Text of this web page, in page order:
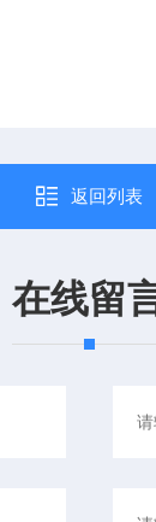
返回列表
在线留